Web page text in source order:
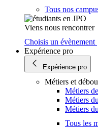
Tous nos
Viens nous rencontrer
Choisis un évènement
Expérience pro
Expérience pro
Métiers et
Métiers
Métiers
Métiers
Tous les